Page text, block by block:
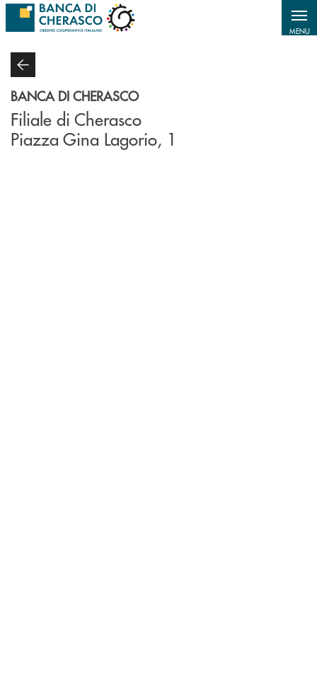
Salta al contenuto principale
MENU
BANCA DI CHERASCO
Filiale di Cherasco
Piazza Gina Lagorio, 1